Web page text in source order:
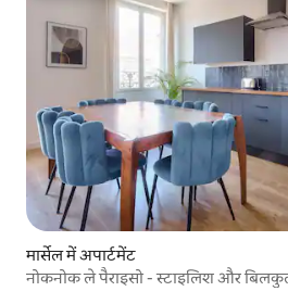
मार्सेल में अपार्टमेंट
नोकनोक ले पैराइसो - स्टाइलिश और